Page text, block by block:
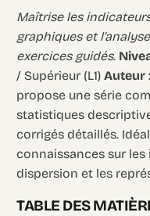
Maîtrise les
graphiques et
exercices guidés.
/ Supérieur (L1)Auteur
propose une série
statistiques
corrigés détaillés.
connaissances sur
dispersion et les
TABLE DES